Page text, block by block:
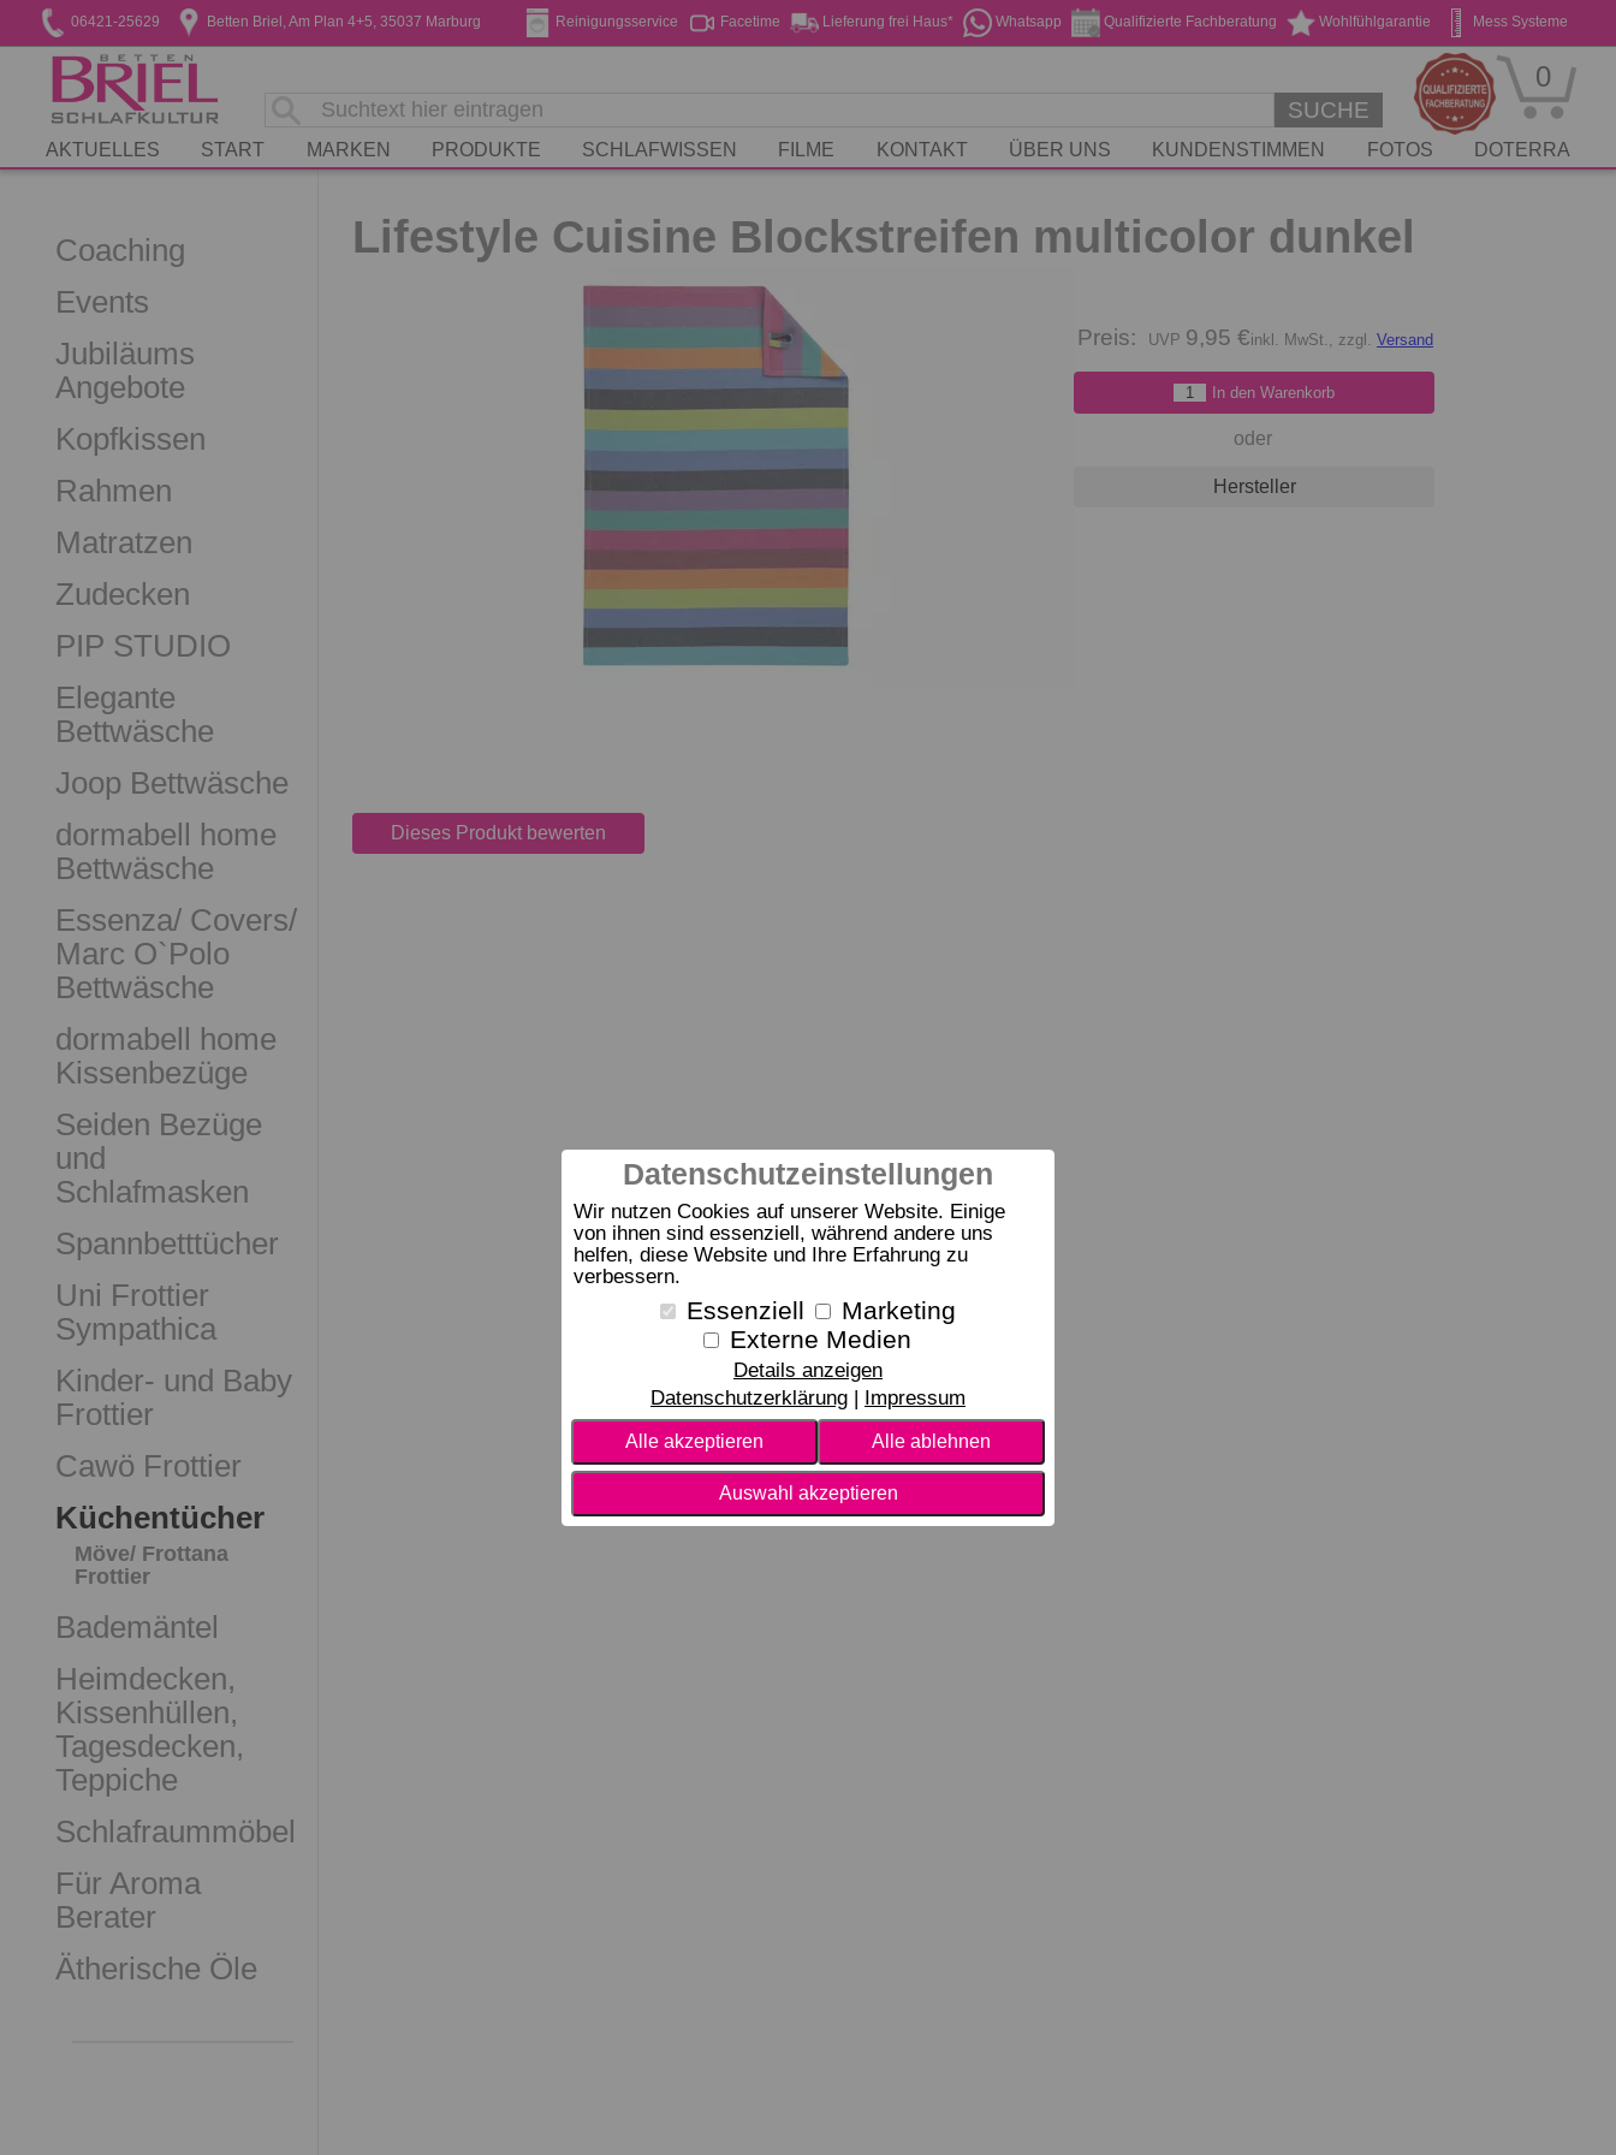
Datenschutzeinstellungen
Wir nutzen Cookies auf unserer Website. Einige
von ihnen sind essenziell, während andere uns
helfen, diese Website und Ihre Erfahrung zu
verbessern.
Essenziell
Marketing
Externe Medien
Details anzeigen
Datenschutzerklärung
Impressum
Alle akzeptieren Alle ablehnen
Auswahl akzeptieren
06421-25629 Betten Briel, Am Plan 4+5, 35037 Marburg Mess Systeme
Wohlfühlgarantie
Qualifizierte Fachberatung
Whatsapp
Lieferung frei Haus*
Facetime
Reinigungsservice
Stickservice
Geschenk Gutscheine
SUCHE
0
AKTUELLES START MARKEN PRODUKTE SCHLAFWISSEN FILME KONTAKT ÜBER UNS KUNDENSTIMMEN FOTOS DOTERRA
Coaching
Events
Jubiläums
Angebote
Kopfkissen
Rahmen
Matratzen
Zudecken
PIP STUDIO
Elegante
Bettwäsche
Joop Bettwäsche
dormabell home
Bettwäsche
Essenza/ Covers/
Marc O`Polo
Bettwäsche
dormabell home
Kissenbezüge
Seiden Bezüge
und
Schlafmasken
Spannbetttücher
Uni Frottier
Sympathica
Kinder- und Baby
Frottier
Cawö Frottier
Küchentücher
Möve/ Frottana
Frottier
Bademäntel
Heimdecken,
Kissenhüllen,
Tagesdecken,
Teppiche
Schlafraummöbel
Für Aroma
Berater
Ätherische Öle
Lifestyle Cuisine Blockstreifen multicolor dunkel
Preis: 9,95 €inkl. MwSt., zzgl. Versand
In den Warenkorb
oder
Hersteller
Dieses Produkt bewerten